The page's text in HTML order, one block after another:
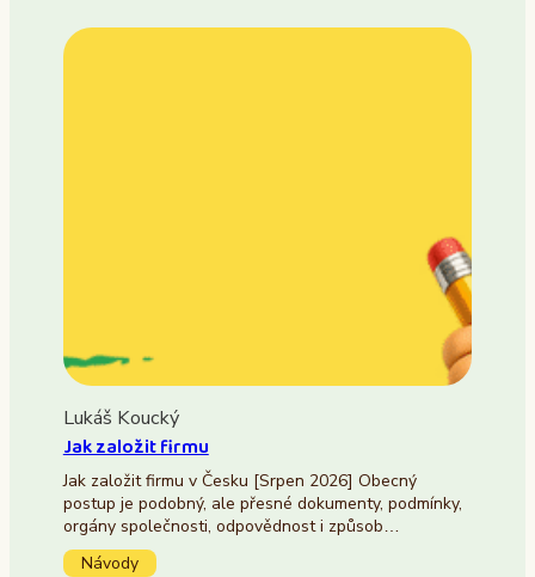
Lukáš Koucký
Jak založit firmu
Jak založit firmu v Česku [Srpen 2026] Obecný
postup je podobný, ale přesné dokumenty, podmínky,
orgány společnosti, odpovědnost i způsob…
Návody